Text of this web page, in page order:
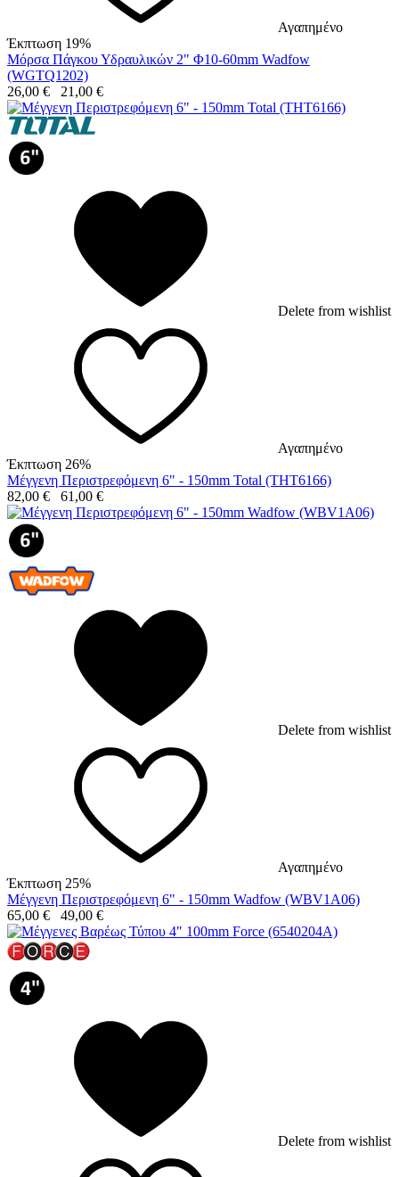
Αγαπημένο
Έκπτωση 19%
Μόρσα Πάγκου Υδραυλικών 2" Φ10-60mm Wadfow
(WGTQ1202)
26,00 € 21,00 €
Delete from wishlist
Αγαπημένο
Έκπτωση 26%
Μέγγενη Περιστρεφόμενη 6" - 150mm Total (THT6166)
82,00 € 61,00 €
Delete from wishlist
Αγαπημένο
Έκπτωση 25%
Μέγγενη Περιστρεφόμενη 6" - 150mm Wadfow (WBV1A06)
65,00 € 49,00 €
Delete from wishlist